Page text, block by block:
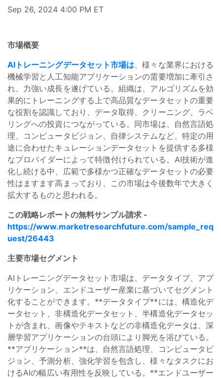
Sep 26, 2024 4:00 PM ET
市場概要
AIトレーニングデータセット市場は 、様々な業界における
機械学習と人工知能アプリケーションの需要増加に牽引さ
れ、力強い成長を遂げている。組織は、アルゴリズムを効
果的にトレーニングする上で高品質なデータセットの重要
な役割を認識しており、データ取得、クリーニング、ラベ
リングへの投資につながっている。同市場は、自然言語処
理、コンピュータビジョン、自律システムなど、特定の用
途に合わせたキュレーションデータセットを提供する多様
なプロバイダーによって特徴付けられている。AI技術が進
化し続ける中、広範で多様かつ正確なデータセットの必要
性はますます高まっており、この市場は今後数年で大きく
拡大するものと思われる。
この戦略レポートの無料サンプル請求 -
https://www.marketresearchfuture.com/sample_req
uest/26443
主要市場セグメント
AIトレーニングデータセット市場は、データタイプ、アプ
リケーション、エンドユーザー産業に基づいてセグメント
化することができます。**データタイプ**には、構造化デ
ータセット、非構造化データセット、半構造化データセッ
トが含まれ、画像やテキストなどの非構造化データは、深
層学習アプリケーションの台頭により脚光を浴びている。
**アプリケーション**は、自然言語処理、コンピュータビ
ジョン、予測分析、強化学習を包含し、様々なタスクにお
けるAIの幅広い有用性を反映している。**エンドユーザー